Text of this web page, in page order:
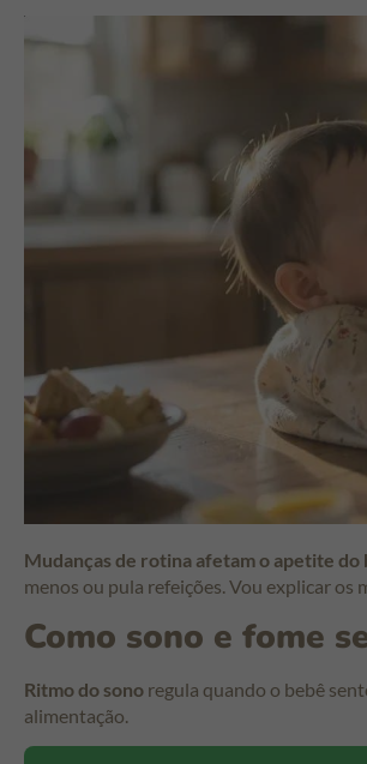
Mudanças de rotina afetam o apetite do
menos ou pula refeições. Vou explicar os
Como sono e fome
Ritmo do sono regula quando o bebê
alimentação.